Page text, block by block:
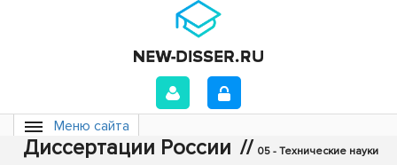
Меню сайта
Диссертации России // 05 - Технические науки